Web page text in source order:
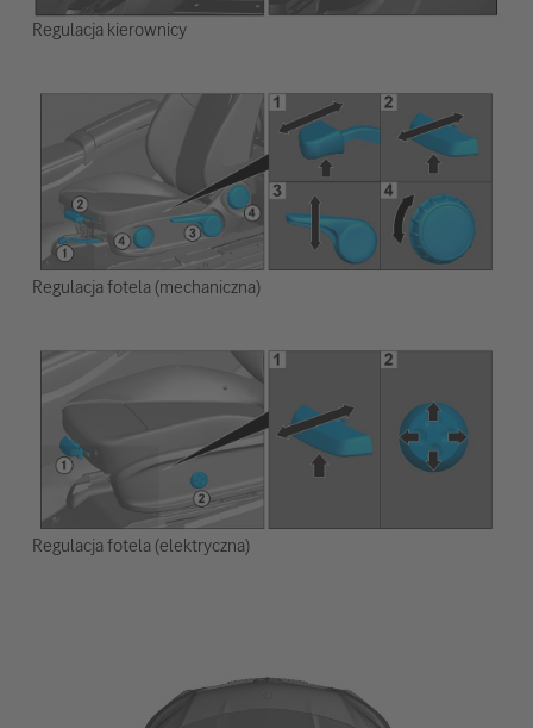
Regulacja kierownicy
Regulacja fotela (mechaniczna)
Regulacja fotela (elektryczna)